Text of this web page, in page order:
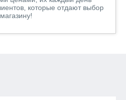
которые отдают выбор